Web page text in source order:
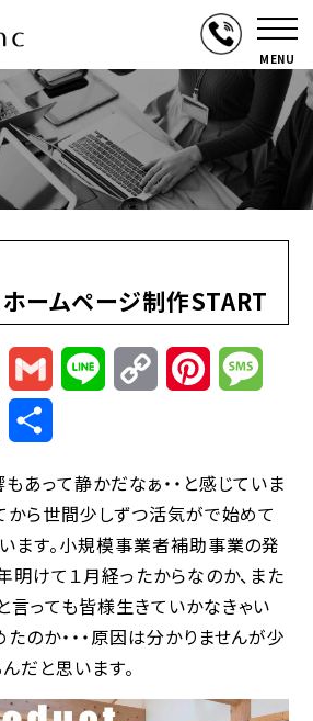
MENU
ームページ制作START
Email Gmail Line
Copy
Link
Pinterest
あって静かだなぁ・・と感じていま
から世間少しずつ活気がで始めて
ます。小規模事業者補助事業の発
明けて１月経ったからなのか、また
っても皆様生きていかなきゃい
のか・・・原因は分かりませんが少
だと思います。